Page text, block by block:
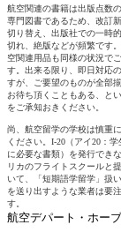
航空デパート・ホー